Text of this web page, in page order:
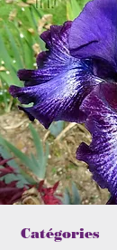
Catégories